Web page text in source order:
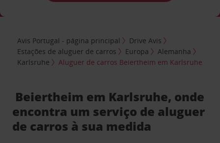
Avis Portugal - página principal
Drive Avis
Estações de aluguer de carros
Europa
Alemanha
Karlsruhe
Aluguer de carros Beiertheim em Karlsruhe
Beiertheim em Karlsruhe, onde
encontra um serviço de aluguer
de carros à sua medida